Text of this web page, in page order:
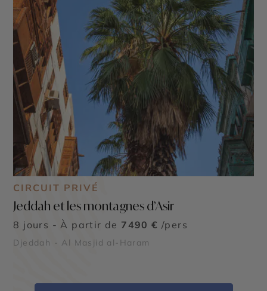
CIRCUIT PRIVÉ
Jeddah et les montagnes d’Asir
8 jours - À partir de 7490 € /pers
Djeddah - Al Masjid al-Haram